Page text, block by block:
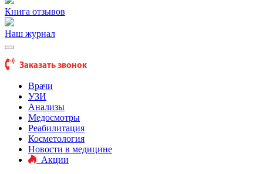
Книга отзывов
Наш журнал
Заказать звонок
Врачи
УЗИ
Анализы
Медосмотры
Реабилитация
Косметология
Новости в медицине
Акции